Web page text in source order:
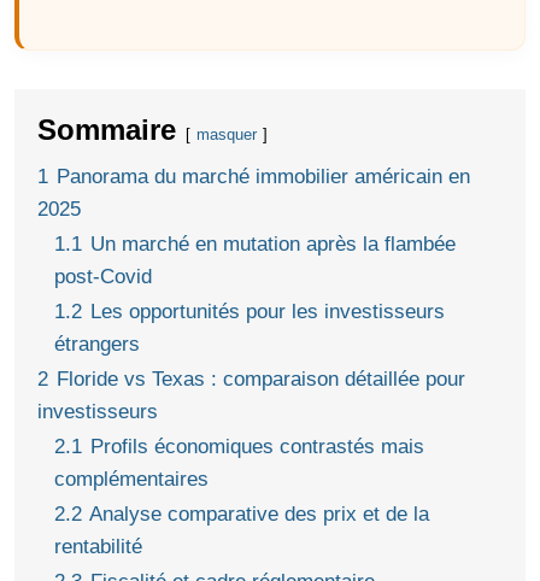
Sommaire masquer
1 Panorama du marché immobilier américain en
2025
1.1 Un marché en mutation après la flambée
post-Covid
1.2 Les opportunités pour les investisseurs
étrangers
2 Floride vs Texas : comparaison détaillée pour
investisseurs
2.1 Profils économiques contrastés mais
complémentaires
2.2 Analyse comparative des prix et de la
rentabilité